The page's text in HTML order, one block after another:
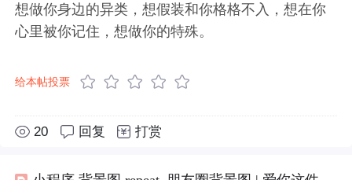
想做你身边的异类，想假装和你格格不入，想在你
心里被你记住，想做你的特殊。
给本帖投票
20 回复 打赏